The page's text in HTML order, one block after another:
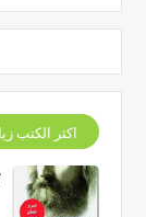
اكثر الكتب